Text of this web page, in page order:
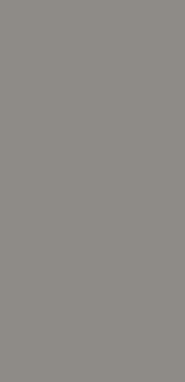
la République, sur le bilan